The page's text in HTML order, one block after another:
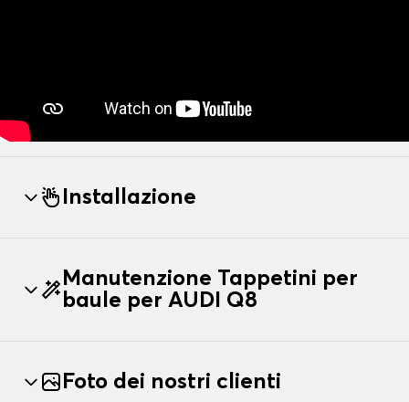
Installazione
Manutenzione Tappetini per
baule per AUDI Q8
Foto dei nostri clienti